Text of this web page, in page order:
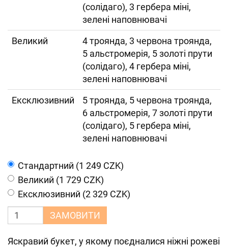
(солідаго), 3 гербера міні,
зелені наповнювачі
Великий
4 троянда, 3 червона троянда,
5 альстромерія, 5 золоті прути
(солідаго), 4 гербера міні,
зелені наповнювачі
Ексклюзивний
5 троянда, 5 червона троянда,
6 альстромерія, 7 золоті прути
(солідаго), 5 гербера міні,
зелені наповнювачі
Cтандартний (1 249 CZK)
Великий (1 729 CZK)
Ексклюзивний (2 329 CZK)
ЗАМОВИТИ
Яскравий букет, у якому поєдналися ніжні рожеві